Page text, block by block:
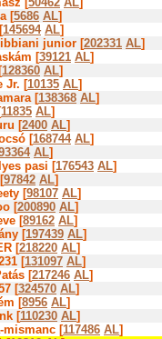
[5686 AL]
145694 AL]
junior [202331 AL]
[39121 AL]
128360 AL]
Jr. [10135 AL]
[138368 AL]
11835 AL]
[2400 AL]
[168744 AL]
AL]
pasi [176543 AL]
97842 AL]
[98107 AL]
[200890 AL]
[89162 AL]
[197439 AL]
[218220 AL]
[131097 AL]
[217246 AL]
[324570 AL]
[8956 AL]
[110230 AL]
mismanc [117486 AL]